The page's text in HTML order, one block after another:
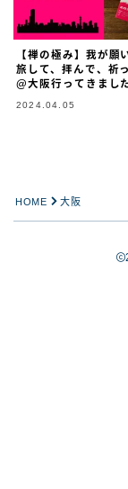
【禅の極み】我が願
旅して、拝んで、祈
@大阪行ってきまし
2024.04.05
HOME 大阪